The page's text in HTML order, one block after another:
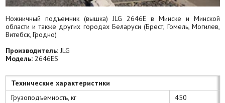
Ножничный подъемник (вышка) JLG 2646E в Минске и Минской
области и также других городах Беларуси (Брест, Гомель, Могилев,
Витебск, Гродно)
Производитель: JLG
Модель: 2646ES
Технические характеристики
Грузоподъемность, кг
450